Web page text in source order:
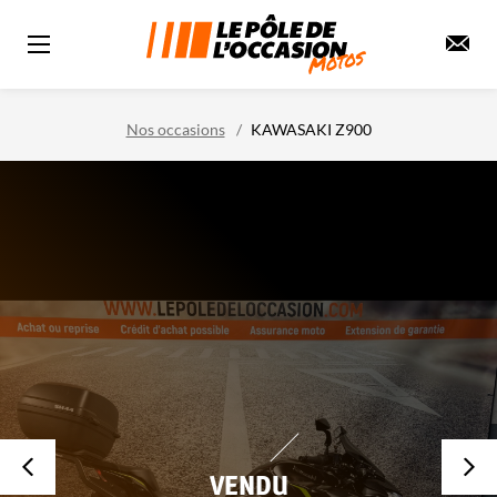
Nos occasions KAWASAKI Z900
VENDU